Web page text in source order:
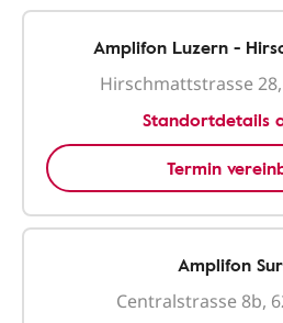
Amplifon Luzern -
Hirschmattstrasse
Standortdetails
Termin
Amplifon
Centralstrasse 8b,